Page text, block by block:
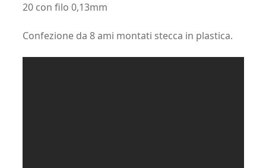
20 con filo 0,13mm
Confezione da 8 ami montati stecca in plastica.